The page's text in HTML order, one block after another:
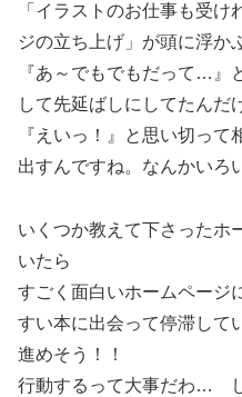
「イラストのお仕事も受け
ジの立ち上げ」が頭に浮か
『あ～でもでもだって…』
して先延ばしにしてたんだ
『えいっ！』と思い切っ
出すんですね。なんかいろ
いくつか教えて下さったホ
いたら
すごく面白いホームページ
すい本に出会って停滞して
進めそう！！
行動するって大事だわ… し